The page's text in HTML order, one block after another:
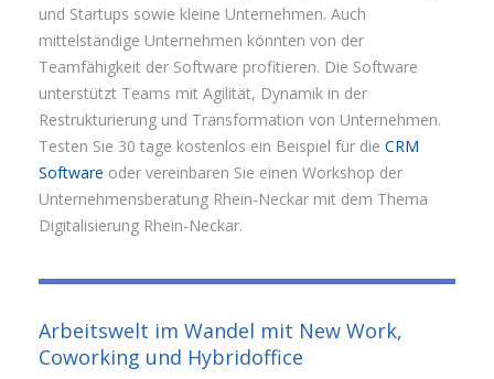
und Startups sowie kleine Unternehmen. Auch
mittelständige Unternehmen könnten von der
Teamfähigkeit der Software profitieren. Die Software
unterstützt Teams mit Agilität, Dynamik in der
Restrukturierung und Transformation von Unternehmen.
Testen Sie 30 tage kostenlos ein Beispiel für die CRM
Software oder vereinbaren Sie einen Workshop der
Unternehmensberatung Rhein-Neckar mit dem Thema
Digitalisierung Rhein-Neckar.
Arbeitswelt im Wandel mit New Work,
Coworking und Hybridoffice